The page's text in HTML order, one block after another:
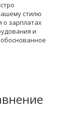
стилю
о зарплатах
и